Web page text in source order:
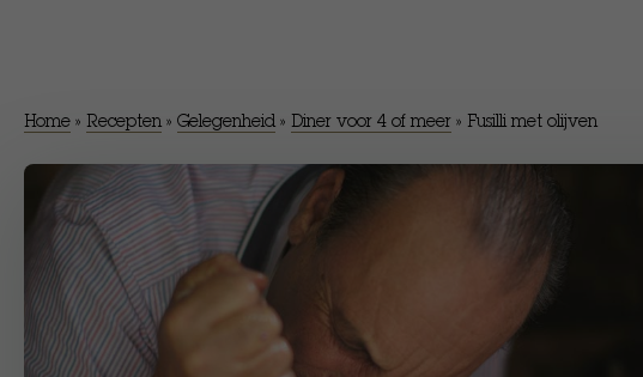
Home » Recepten » Gelegenheid » Diner voor 4 of meer » Fusilli met olijven